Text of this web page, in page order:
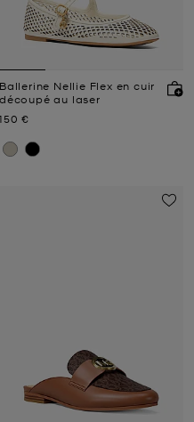
Ballerine Nellie Flex en cuir
découpé au laser
Prix actuel
150 €